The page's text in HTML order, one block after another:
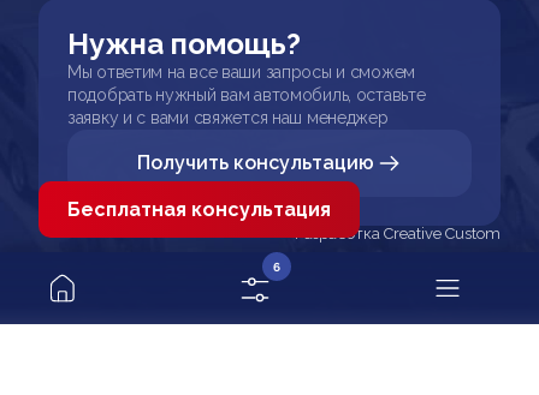
Нужна помощь?
Мы ответим на все ваши запросы и сможем
подобрать нужный вам автомобиль, оставьте
заявку и с вами свяжется наш менеджер
Получить консультацию
Разработка Creative Custom
6
Бесплатная консультация